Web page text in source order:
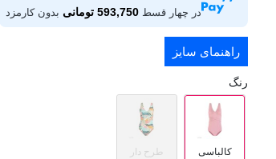
در چهار قسط 593,750 تومانی بدون کارمزد
راهنمای سایز
رنگ
طرح دار کالباسی